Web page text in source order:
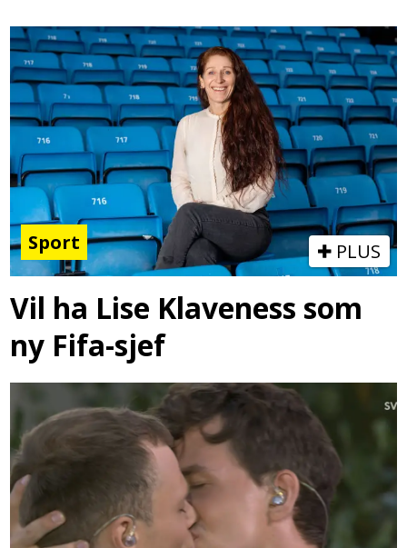
Sport PLUS
Vil ha Lise Klaveness som
ny Fifa-sjef